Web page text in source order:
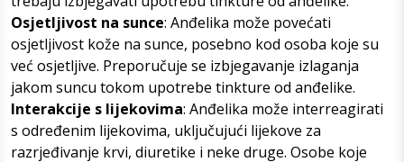
Osjetljivost na sunce: Anđelika može povećati
osjetljivost kože na sunce, posebno kod osoba koje su
već osjetljive. Preporučuje se izbjegavanje izlaganja
jakom suncu tokom upotrebe tinkture od anđelike.
Interakcije s lijekovima: Anđelika može interreagirati
s određenim lijekovima, uključujući lijekove za
razrjeđivanje krvi, diuretike i neke druge. Osobe koje